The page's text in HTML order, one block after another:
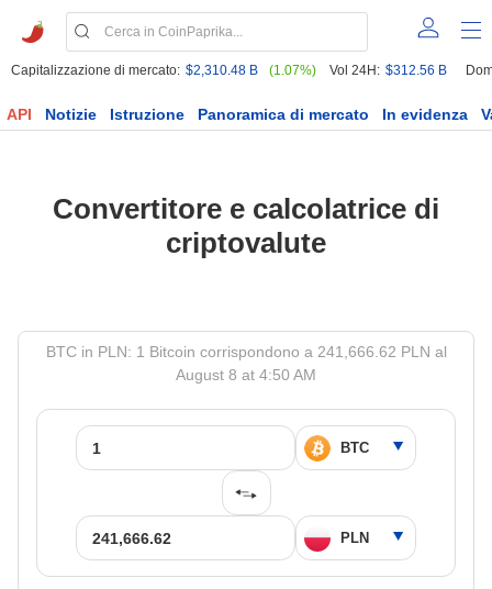
Capitalizzazione di mercato: $2,310.48 B (1.07%) Vol 24H: $312.56 B
API Notizie Istruzione Panoramica di mercato In evidenza
Convertitore e calcolatrice di
criptovalute
BTC in PLN: 1 Bitcoin corrispondono a 241,666.62 PLN al
August 8 at 4:50 AM